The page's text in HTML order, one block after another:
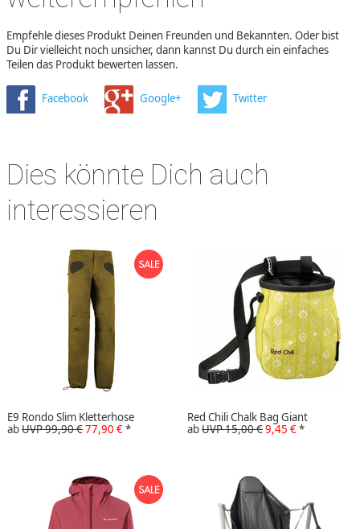
Empfehle dieses Produkt Deinen Freunden und Bekannten. Oder bist
Du Dir vielleicht noch unsicher, dann kannst Du durch ein einfaches
Teilen das Produkt bewerten lassen.
Facebook Google+ Twitter
Dies könnte Dich auch
interessieren
E9 Rondo Slim Kletterhose
abUVP 99,90 €77,90 €*
Red Chili Chalk Bag Giant
abUVP 15,00 €9,45 €*